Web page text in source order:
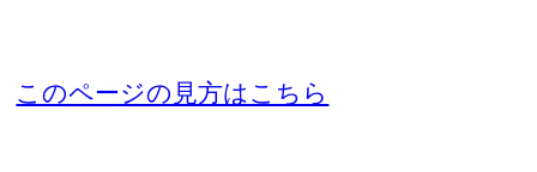
このページの見方はこちら